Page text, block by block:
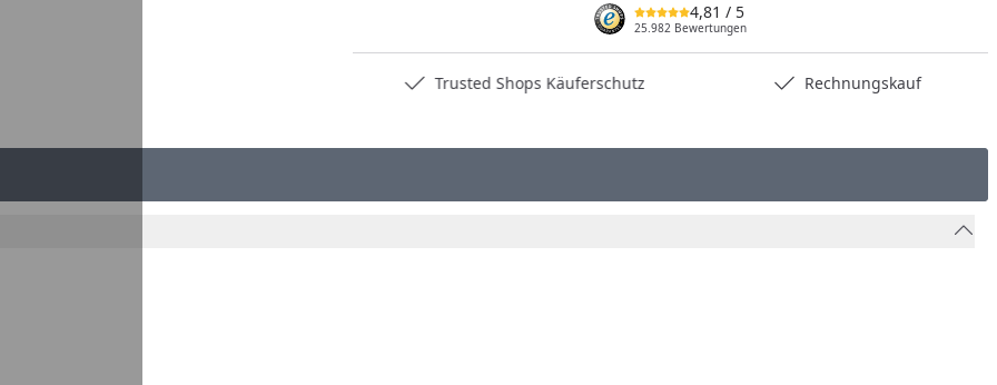
4,81 / 5
25.982 Bewertungen
Trusted Shops Käuferschutz Rechnungskauf